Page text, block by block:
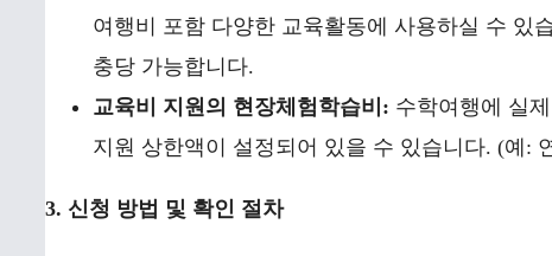
여행비 포함 다양한 교육활동에 사용하실 수 있
충당 가능합니다.
교육비 지원의 현장체험학습비: 수학여행에 실
지원 상한액이 설정되어 있을 수 있습니다. (예:
3. 신청 방법 및 확인 절차